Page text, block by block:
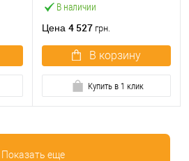
В наличии
Цена 4 527 грн.
В корзину
Купить в 1 клик
Показать еще